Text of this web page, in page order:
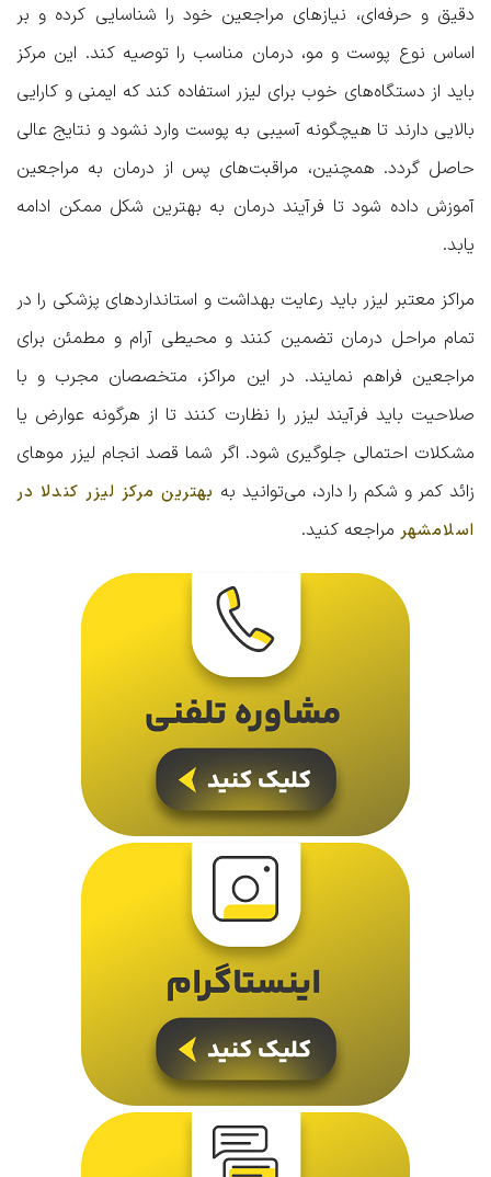
دقیق و حرفه‌ای، نیازهای مراجعین خود را شناسایی کرده و بر
اساس نوع پوست و مو، درمان مناسب را توصیه کند. این مرکز
باید از دستگاه‌های خوب برای لیزر استفاده کند که ایمنی و کارایی
بالایی دارند تا هیچگونه آسیبی به پوست وارد نشود و نتایج عالی
حاصل گردد. همچنین، مراقبت‌های پس از درمان به مراجعین
آموزش داده شود تا فرآیند درمان به بهترین شکل ممکن ادامه
یابد.
مراکز معتبر لیزر باید رعایت بهداشت و استانداردهای پزشکی را در
تمام مراحل درمان تضمین کنند و محیطی آرام و مطمئن برای
مراجعین فراهم نمایند. در این مراکز، متخصصان مجرب و با
صلاحیت باید فرآیند لیزر را نظارت کنند تا از هرگونه عوارض یا
مشکلات احتمالی جلوگیری شود. اگر شما قصد انجام لیزر موهای
زائد کمر و شکم را دارد، می‌توانید به بهترین مرکز لیزر کندلا در
اسلامشهر مراجعه کنید.